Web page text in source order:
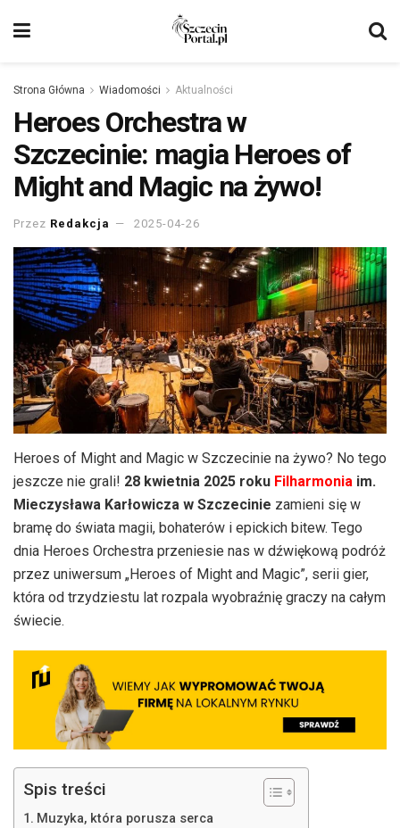
Strona Główna Wiadomości Aktualności
Heroes Orchestra w
Szczecinie: magia Heroes of
Might and Magic na żywo!
Przez Redakcja 2025-04-26
Heroes of Might and Magic w Szczecinie na żywo? No tego
jeszcze nie grali! 28 kwietnia 2025 roku Filharmonia im.
Mieczysława Karłowicza w Szczecinie zamieni się w
bramę do świata magii, bohaterów i epickich bitew. Tego
dnia Heroes Orchestra przeniesie nas w dźwiękową podróż
przez uniwersum „Heroes of Might and Magic”, serii gier,
która od trzydziestu lat rozpala wyobraźnię graczy na całym
świecie.
Spis treści
Muzyka, która porusza serca